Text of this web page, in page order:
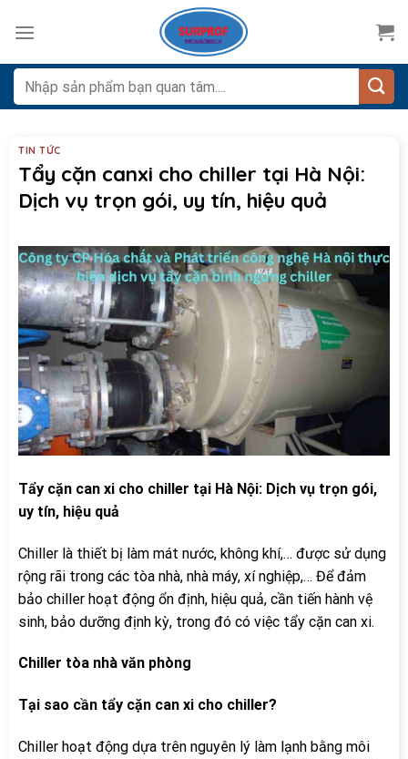
Tìm
kiếm:
TIN TỨC
Tẩy cặn canxi cho chiller tại Hà Nội:
Dịch vụ trọn gói, uy tín, hiệu quả
Tẩy cặn can xi cho chiller tại Hà Nội: Dịch vụ trọn gói,
uy tín, hiệu quả
Chiller là thiết bị làm mát nước, không khí,… được sử dụng
rộng rãi trong các tòa nhà, nhà máy, xí nghiệp,… Để đảm
bảo chiller hoạt động ổn định, hiệu quả, cần tiến hành vệ
sinh, bảo dưỡng định kỳ, trong đó có việc tẩy cặn can xi.
Chiller tòa nhà văn phòng
Tại sao cần tẩy cặn can xi cho chiller?
Chiller hoạt động dựa trên nguyên lý làm lạnh bằng môi